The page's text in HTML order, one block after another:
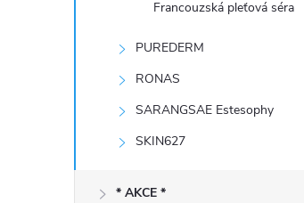
Francouzská pleťová séra
PUREDERM
RONAS
SARANGSAE Estesophy
SKIN627
* AKCE *